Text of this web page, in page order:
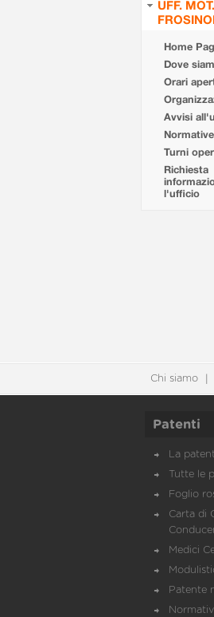
UFF.
Home
Dove
Orari
Avvisi
Normative
Turni
Richiesta
l'ufficio
Chi siamo
Patenti
La
Tutte le
Foglio
Carta di
Medici
Patente